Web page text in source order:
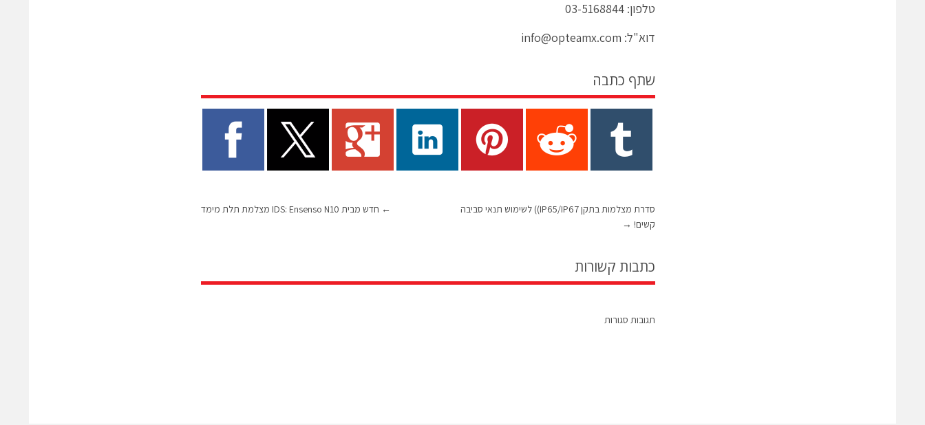
טלפון: 03-5168844
דוא"ל: info@opteamx.com
שתף כתבה
← חדש מבית IDS: Ensenso N10 מצלמת תלת מימד
סדרת מצלמות בתקן IP65/IP67)) לשימוש תנאי סביבה
קשים! →
כתבות קשורות
תגובות סגורות